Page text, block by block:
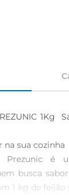
1Kg
na sua cozinha
é
busca
1 kg de feijão